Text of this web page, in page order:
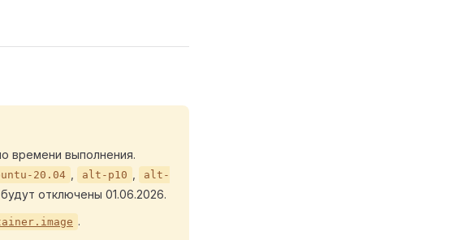
времени выполнения.
20.04 alt-p10
alt-
отключены 01.06.2026.
.